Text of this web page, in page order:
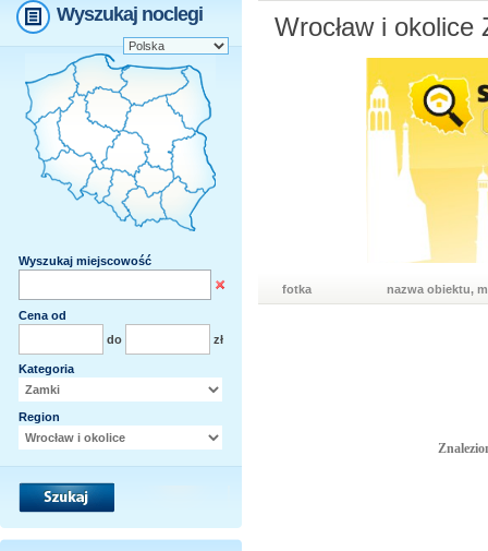
Wyszukaj noclegi
Wyszukaj miejscowość
Cena od
do
zł
Kategoria
Region
Wrocław i okolice
fotka nazwa obiektu,